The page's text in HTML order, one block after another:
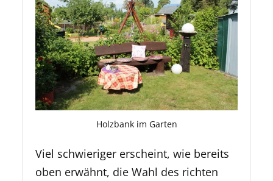
Holzbank im Garten
Viel schwieriger erscheint, wie bereits
oben erwähnt, die Wahl des richten